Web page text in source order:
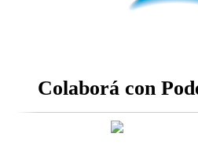
Colaborá con